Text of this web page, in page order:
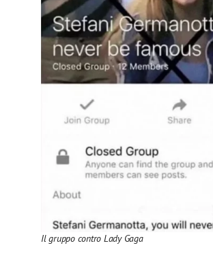
Il gruppo contro Lady Gaga